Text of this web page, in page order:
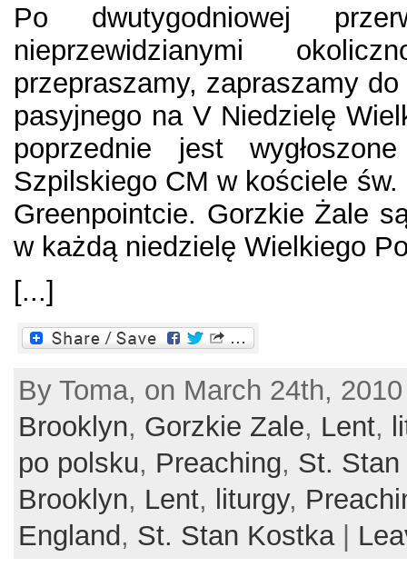
Po dwutygodniowej
nieprzewidzianymi
przepraszamy, zapraszamy
pasyjnego na V Niedzielę
poprzednie jest
Szpilskiego CM w kościele św.
Greenpointcie. Gorzkie Żale
w każdą niedzielę Wielkiego
[...]
By Toma, on March 24th,
Brooklyn, Gorzkie Zale, Lent,
po polsku, Preaching, St.
Brooklyn, Lent, liturgy,
England, St. Stan Kostka|